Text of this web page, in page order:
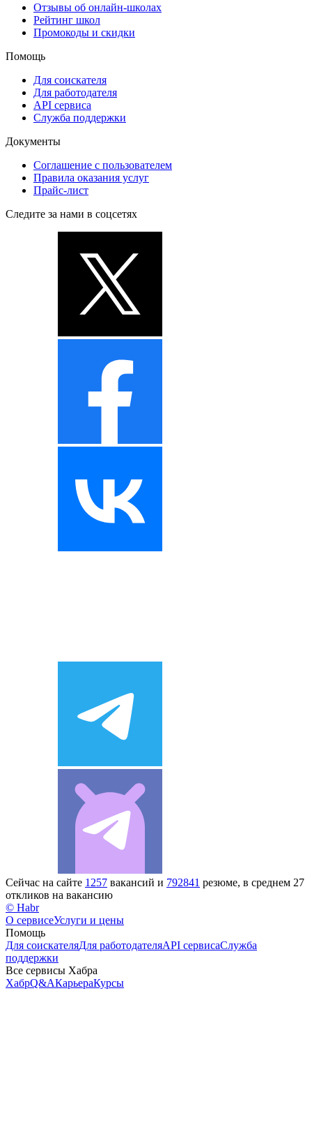
Отзывы об онлайн-школах
Рейтинг школ
Промокоды и скидки
Помощь
Для соискателя
Для работодателя
API сервиса
Служба поддержки
Документы
Соглашение с пользователем
Правила оказания услуг
Прайс-лист
Следите за нами в соцсетях
Сейчас на сайте 1257 вакансий и 792841 резюме, в среднем 27
откликов на вакансию
© Habr
О сервисеУслуги и цены
Помощь
Для соискателяДля работодателяAPI сервисаСлужба
поддержки
Все сервисы Хабра
ХабрQ&AКарьераКурсы